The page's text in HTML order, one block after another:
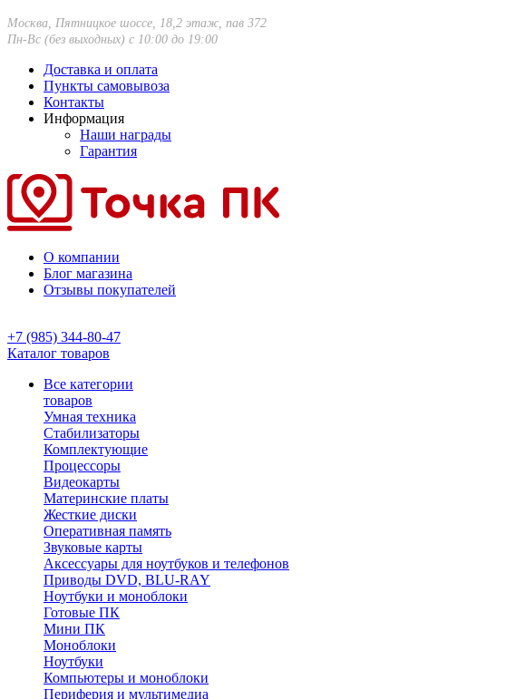
Москва, Пятницкое шоссе, 18,2 этаж, пав 372
Пн-Вс (без выходных) с 10:00 до 19:00
Доставка и оплата
Пункты самовывоза
Контакты
Информация
Наши награды
Гарантия
О компании
Блог магазина
Отзывы покупателей
+7 (985) 344-80-47
Каталог товаров
Все категории
товаров
Умная техника
Стабилизаторы
Комплектующие
Процессоры
Видеокарты
Материнские платы
Жесткие диски
Оперативная память
Звуковые карты
Аксессуары для ноутбуков и телефонов
Приводы DVD, BLU-RAY
Ноутбуки и моноблоки
Готовые ПК
Мини ПК
Моноблоки
Ноутбуки
Компьютеры и моноблоки
Периферия и мультимедиа